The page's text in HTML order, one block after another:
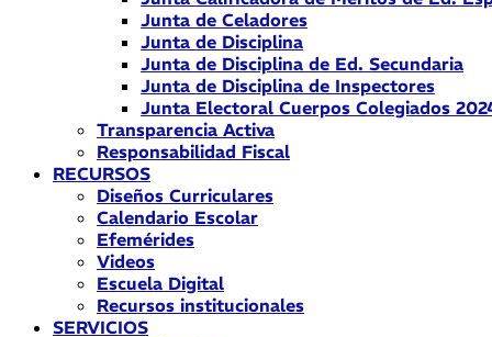
Junta de Celadores
Junta de Disciplina
Junta de Disciplina de Ed. Secundaria
Junta de Disciplina de Inspectores
Junta Electoral Cuerpos Colegiados
Transparencia Activa
Responsabilidad Fiscal
RECURSOS
Diseños Curriculares
Calendario Escolar
Efemérides
Videos
Escuela Digital
Recursos institucionales
SERVICIOS